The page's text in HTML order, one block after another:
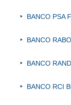
BANCO PSA
BANCO
BANCO
BANCO RCI